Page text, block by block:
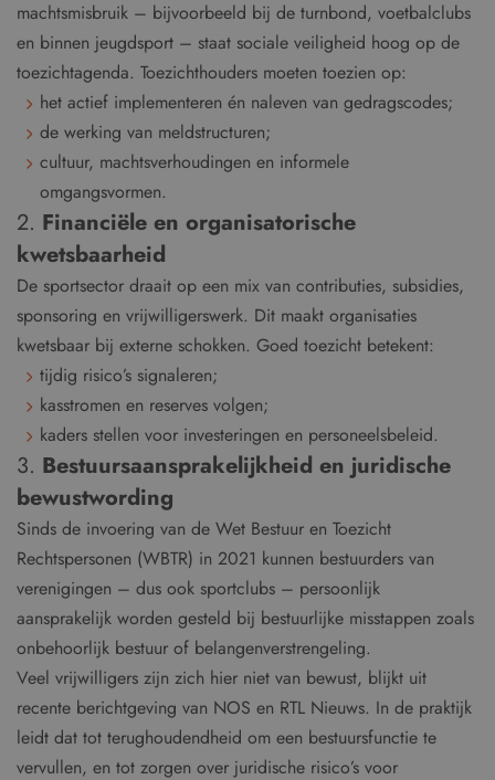
machtsmisbruik – bijvoorbeeld bij de turnbond, voetbalclubs
en binnen jeugdsport – staat sociale veiligheid hoog op de
toezichtagenda. Toezichthouders moeten toezien op:
het actief implementeren én naleven van gedragscodes;
de werking van meldstructuren;
cultuur, machtsverhoudingen en informele
omgangsvormen.
2. Financiële en organisatorische
kwetsbaarheid
De sportsector draait op een mix van contributies, subsidies,
sponsoring en vrijwilligerswerk. Dit maakt organisaties
kwetsbaar bij externe schokken. Goed toezicht betekent:
tijdig risico’s signaleren;
kasstromen en reserves volgen;
kaders stellen voor investeringen en personeelsbeleid.
3. Bestuursaansprakelijkheid en juridische
bewustwording
Sinds de invoering van de Wet Bestuur en Toezicht
Rechtspersonen (WBTR) in 2021 kunnen bestuurders van
verenigingen – dus ook sportclubs – persoonlijk
aansprakelijk worden gesteld bij bestuurlijke misstappen zoals
onbehoorlijk bestuur of belangenverstrengeling.
Veel vrijwilligers zijn zich hier niet van bewust, blijkt uit
recente berichtgeving van NOS en RTL Nieuws. In de praktijk
leidt dat tot terughoudendheid om een bestuursfunctie te
vervullen, en tot zorgen over juridische risico’s voor